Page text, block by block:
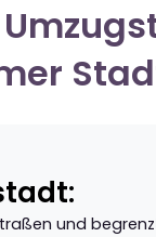
und